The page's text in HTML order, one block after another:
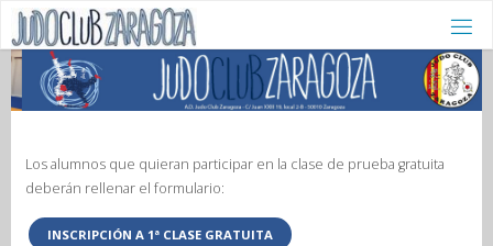
Saltar
contenido
Los alumnos que quieran participar en la clase de prueba gratuita
deberán rellenar el formulario:
INSCRIPCIÓN A 1ª CLASE GRATUITA